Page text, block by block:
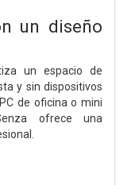
un diseño
un espacio de
y sin dispositivos
de oficina o mini
ofrece una